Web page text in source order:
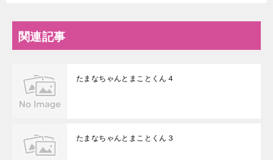
関連記事
たまなちゃんとまことくん４
たまなちゃんとまことくん３